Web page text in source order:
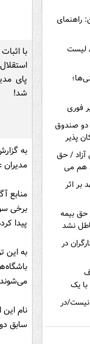
راهنمای
لیست
فوری
دو صندوق
پذیر
آزاد / حق
هم می
بر اثر
حق بیمه
نشد
در
یک
نیست/در
با
پای
شد!
به
مدیران
منابع
برخی
پیدا
به این
نام
سابق